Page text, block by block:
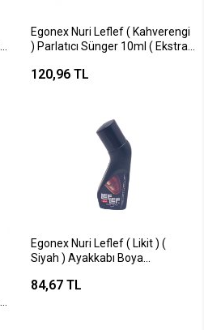
Egonex Nuri Leflef ( Kahverengi
) Parlatıcı Sünger 10ml ( Ekstra
Parlatma )*6x12
120,96 TL
Egonex Nuri Leflef ( Likit ) (
Siyah ) Ayakkabı Boya
84,67 TL